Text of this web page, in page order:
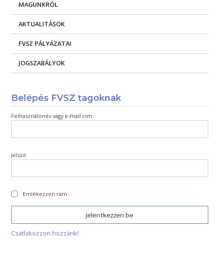
MAGUNKRÓL
AKTUALITÁSOK
FVSZ PÁLYÁZATAI
JOGSZABÁLYOK
Belépés FVSZ tagoknak
Felhasználónév vagy e-mail cím
Jelszó
Emlékezzen rám
Csatlakozzon hozzánk!